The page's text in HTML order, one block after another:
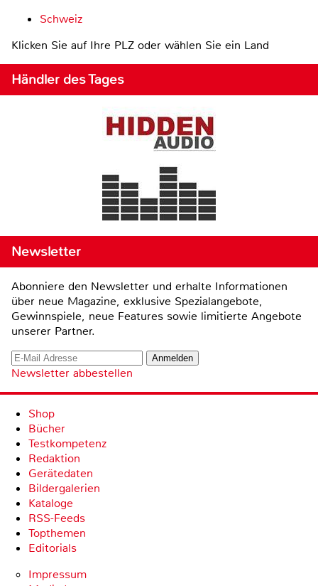
Schweiz
Klicken Sie auf Ihre PLZ oder wählen Sie ein Land
Händler des Tages
Newsletter
Abonniere den Newsletter und erhalte Informationen
über neue Magazine, exklusive Spezialangebote,
Gewinnspiele, neue Features sowie limitierte Angebote
unserer Partner.
Newsletter abbestellen
Shop
Bücher
Testkompetenz
Redaktion
Gerätedaten
Bildergalerien
Kataloge
RSS-Feeds
Topthemen
Editorials
Impressum